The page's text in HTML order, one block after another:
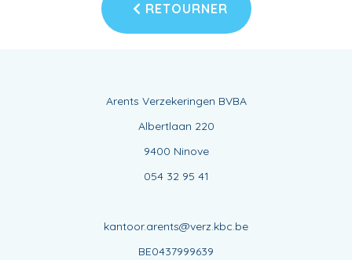
RETOURNER
Arents Verzekeringen BVBA
Albertlaan 220
9400 Ninove
054 32 95 41
kantoor.arents@verz.kbc.be
BE0437999639